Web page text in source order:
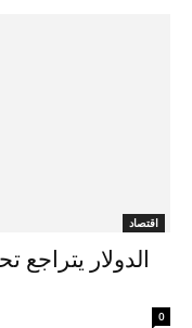
اقتصاد
0